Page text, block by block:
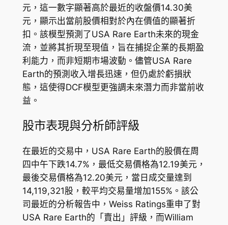
元，這一數字顯著高於最近的收盤價14.30美
元，顯示出當前股價相對於內在價值的顯著折
扣。該模型預測了USA Rare Earth未來的現金
流，並將其折現至現值，旨在捕捉企業的長期盈
利能力，而非短期市場波動。儘管USA Rare
Earth的預測收入增長迅速，但仍處於虧損狀
態，這使得DCF模型更強調未來潛力而非當前收
益。
股市表現與分析師評級
在最近的交易中，USA Rare Earth的股價在周
四中午下跌14.7%，最低交易價格為12.19美元，
最後交易價格為12.20美元，當日成交量達到
14,119,321股，較平均交易量增加155%。該公
司最近的分析報告中，Weiss Ratings重申了對
USA Rare Earth的「賣出」評級，而William